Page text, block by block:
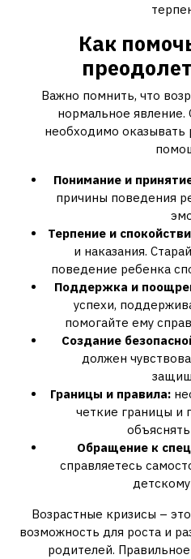
Как
Важно помнить, что
нормальное
необходимо оказывать
Понимание и
причины поведения
Терпение и
и наказания.
поведение ребенка
Поддержка и
успехи,
помогайте ему
Создание
должен
Границы и правила:
четкие границы и
Обращение к
справляетесь
детскому
Возрастные кризисы –
возможность для роста и
родителей.